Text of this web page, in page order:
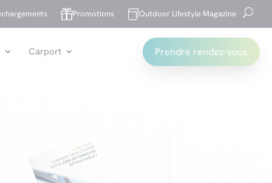
Promotions  Outdoor Lifestyle Magazine
Carport Prendre rendez-vous